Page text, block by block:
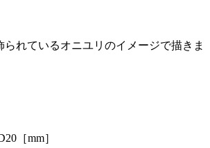
れているオニユリのイメージで描きま
［mm］